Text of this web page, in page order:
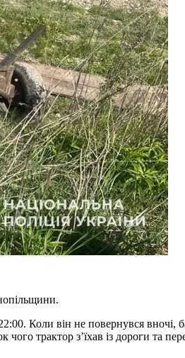
Коли він не повернувся
трактор з’їхав із дороги та